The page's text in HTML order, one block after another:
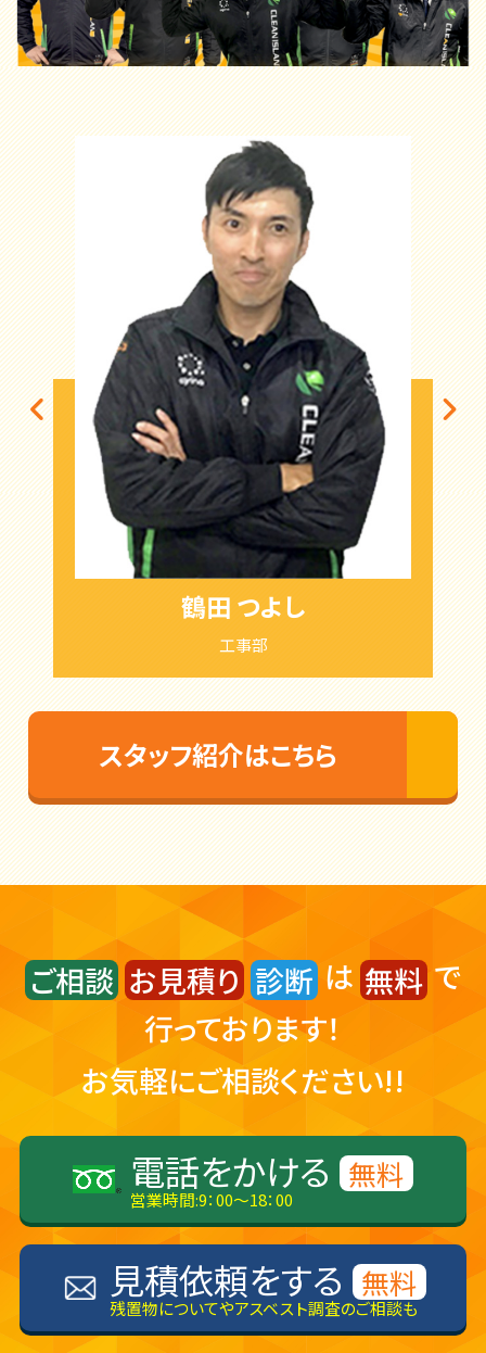
鶴田 つよし
工事部
スタッフ紹介はこちら
ご相談 お見積り 診断 は 無料 で
行っております！
お気軽にご相談ください!!
電話をかける 無料
営業時間:9：00～18：00
見積依頼をする 無料
残置物についてやアスベスト調査のご相談も